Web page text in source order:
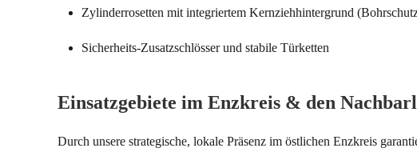
Zylinderrosetten mit integriertem Kernziehhintergrund
Sicherheits-Zusatzschlösser und stabile Türketten
Einsatzgebiete im Enzkreis & den
Durch unsere strategische, lokale Präsenz im östlichen Enzkreis